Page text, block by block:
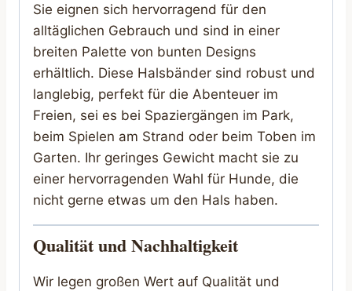
Sie eignen sich hervorragend für den
alltäglichen Gebrauch und sind in einer
breiten Palette von bunten Designs
erhältlich. Diese Halsbänder sind robust und
langlebig, perfekt für die Abenteuer im
Freien, sei es bei Spaziergängen im Park,
beim Spielen am Strand oder beim Toben im
Garten. Ihr geringes Gewicht macht sie zu
einer hervorragenden Wahl für Hunde, die
nicht gerne etwas um den Hals haben.
Qualität und Nachhaltigkeit
Wir legen großen Wert auf Qualität und